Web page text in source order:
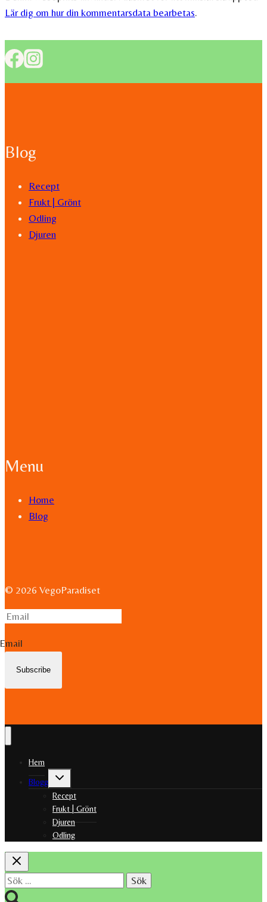
Lär dig om hur din kommentarsdata bearbetas.
Blog
Recept
Frukt | Grönt
Odling
Djuren
Menu
Home
Blog
© 2026 VegoParadiset
Email
Subscribe
Hem
Blogg
Toggle
menu
Recept
Frukt | Grönt
Djuren
Odling
Sök
efter: